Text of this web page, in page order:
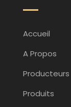
Accueil
A Propos
Producteurs
Produits